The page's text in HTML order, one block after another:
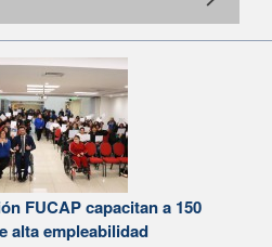
FUCAP capacitan a 150
alta empleabilidad